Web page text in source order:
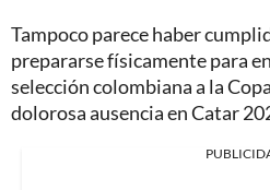
Tampoco parece haber
prepararse físicamente para
selección colombiana a la
dolorosa ausencia en Catar